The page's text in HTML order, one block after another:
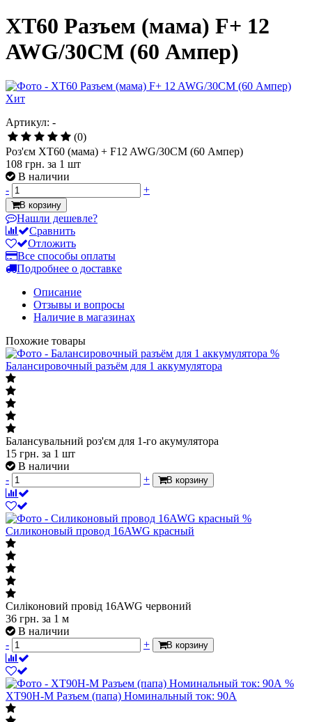
XT60 Разъем (мама) F+ 12
AWG/30СМ (60 Ампер)
Хит
Артикул: -
(0)
Роз'єм XT60 (мама) + F12 AWG/30СМ (60 Ампер)
108 грн. за 1 шт
В наличии
-
+
В корзину
Нашли дешевле?
Сравнить
Отложить
Все способы оплаты
Подробнее о доставке
Описание
Отзывы и вопросы
Наличие в магазинах
Похожие товары
%
Балансировочный разъём для 1 аккумулятора
Балансувальний роз'єм для 1-го акумулятора
15 грн. за 1 шт
В наличии
-
+ В корзину
%
Силиконовый провод 16AWG красный
Силіконовий провід 16AWG червоний
36 грн. за 1 м
В наличии
-
+ В корзину
%
XT90H-M Разъем (папа) Номинальный ток: 90А